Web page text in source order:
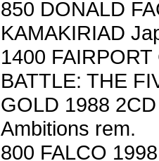
850 DONALD
KAMAKIRIAD
1400
BATTLE: THE
GOLD 1988
Ambitions rem.
800 FALCO